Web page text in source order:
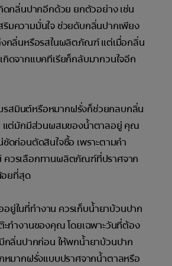
ดกลิ่นปากอีกด้วย ยกตัวอย่าง เช่น
ริมความมั่นใจ ช่วยดับกลิ่นปากเพียง
งกลิ่นหรือรสในผลิตภัณฑ์ แต่เมื่อกลิ่น
ดจากแบคทีเรียก็กลับมากวนใจอีก
สมินต์หรือหมากฝรั่งก็ช่วยกลบกลิ่น
แต่มักมีส่วนผสมของน้ำตาลอยู่ คุณ
ดก่อนตัดสินใจซื้อ เพราะตามคำ
ควรเลือกทานผลิตภัณฑ์ที่ปราศจาก
อยที่สุด
ยู่ในที่ทำงาน ควรเก็บน้ำยาบ้วนปาก
ะทำงานของคุณ โดยเฉพาะวันที่ต้อง
กลิ่นปากก่อน ให้พกน้ำยาบ้วนปาก
หมากฝรั่งแบบปราศจากน้ำตาลหรือ